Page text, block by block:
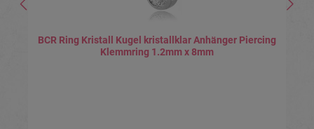
BCR Ring Kristall Kugel kristallklar Anhänger Piercing
Klemmring 1.2mm x 8mm